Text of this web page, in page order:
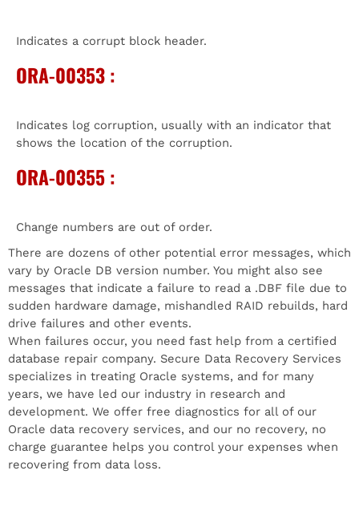
Indicates a corrupt block header.
ORA-00353 :
Indicates log corruption, usually with an indicator that
shows the location of the corruption.
ORA-00355 :
Change numbers are out of order.
There are dozens of other potential error messages, which
vary by Oracle DB version number. You might also see
messages that indicate a failure to read a .DBF file due to
sudden hardware damage, mishandled RAID rebuilds, hard
drive failures and other events.
When failures occur, you need fast help from a certified
database repair company. Secure Data Recovery Services
specializes in treating Oracle systems, and for many
years, we have led our industry in research and
development. We offer free diagnostics for all of our
Oracle data recovery services, and our no recovery, no
charge guarantee helps you control your expenses when
recovering from data loss.